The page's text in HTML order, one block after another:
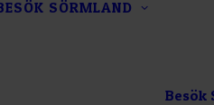
SÖRMLAND
Besök